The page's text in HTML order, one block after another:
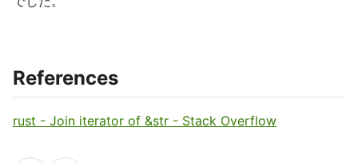
References
rust - Join iterator of &str - Stack Overflow